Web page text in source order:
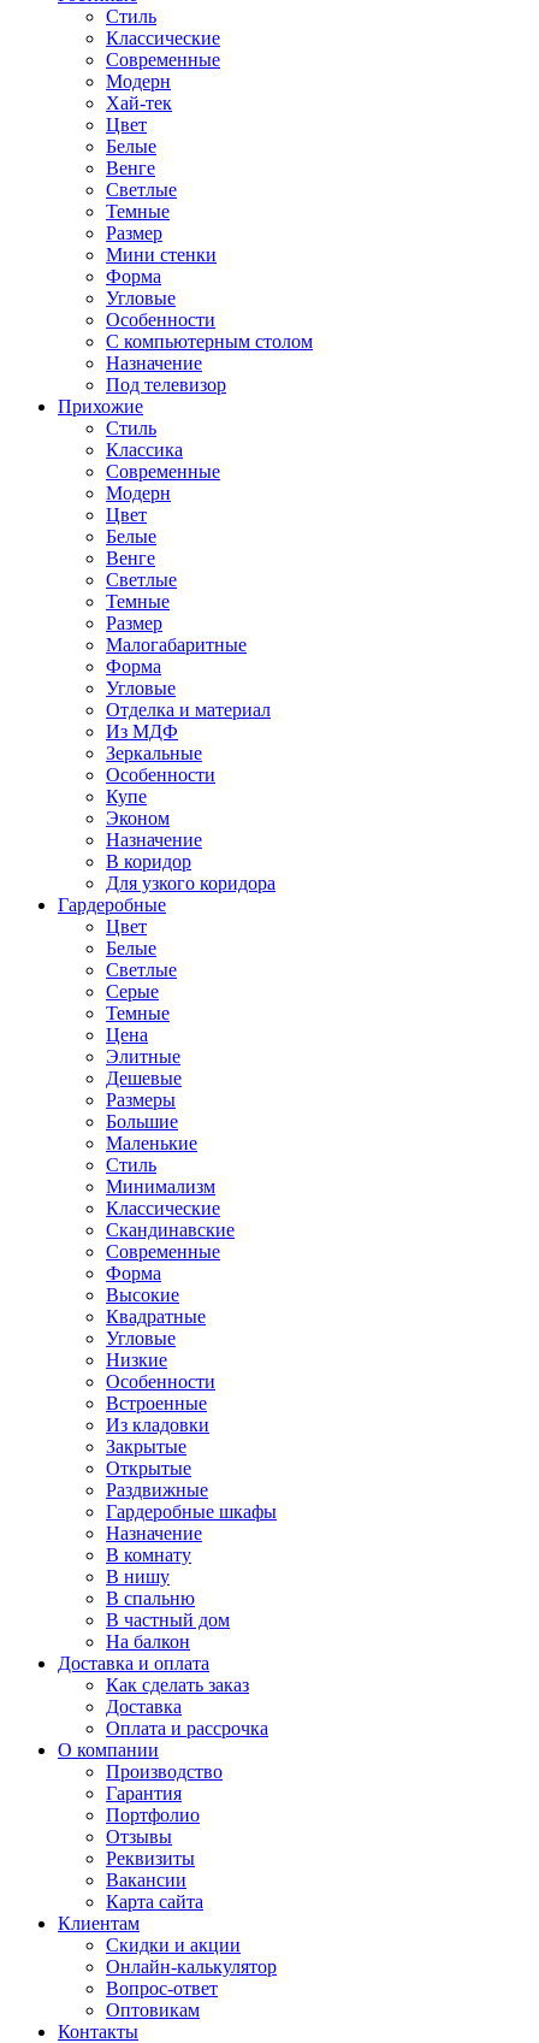
Стиль
Классические
Современные
Модерн
Хай-тек
Цвет
Белые
Венге
Светлые
Темные
Размер
Мини стенки
Форма
Угловые
Особенности
С компьютерным столом
Назначение
Под телевизор
Прихожие
Стиль
Классика
Современные
Модерн
Цвет
Белые
Венге
Светлые
Темные
Размер
Малогабаритные
Форма
Угловые
Отделка и материал
Из МДФ
Зеркальные
Особенности
Купе
Эконом
Назначение
В коридор
Для узкого коридора
Гардеробные
Цвет
Белые
Светлые
Серые
Темные
Цена
Элитные
Дешевые
Размеры
Большие
Маленькие
Стиль
Минимализм
Классические
Скандинавские
Современные
Форма
Высокие
Квадратные
Угловые
Низкие
Особенности
Встроенные
Из кладовки
Закрытые
Открытые
Раздвижные
Гардеробные шкафы
Назначение
В комнату
В нишу
В спальню
В частный дом
На балкон
Доставка и оплата
Как сделать заказ
Доставка
Оплата и рассрочка
О компании
Производство
Гарантия
Портфолио
Отзывы
Реквизиты
Вакансии
Карта сайта
Клиентам
Скидки и акции
Онлайн-калькулятор
Вопрос-ответ
Оптовикам
Контакты